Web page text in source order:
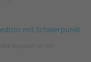
mit Schwerpunkt